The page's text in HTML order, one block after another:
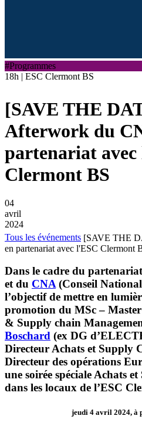
#Programmes
18h | ESC Clermont BS
[SAVE THE
Afterwork du
partenariat avec
Clermont BS
04
avril
2024
Tous les événements [SAVE THE
en partenariat avec l'ESC Clermont
Dans le cadre du
et du CNA(Conseil National
l’objectif de mettre en
promotion du MSc –
& Supply chain
Boschard (ex DG
Directeur Achats et Supply
Directeur des opérations
une soirée spéciale Achats
dans les locaux de l’ESC
jeudi 4 avril 2024, à